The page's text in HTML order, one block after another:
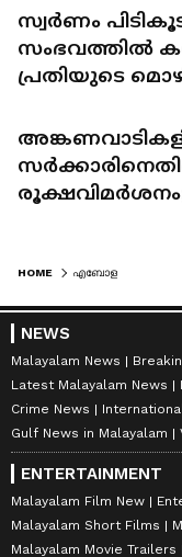
പ്രഖ്യാപിക്കും
സ്വർണം
സംഭവത്തിൽ
പ്രതിയുടെ
സെറ്റ്
തന്നവർ
HOME എബോള
NEWS
Malayalam News
Latest Malayalam News
Crime News
Gulf News in Malayalam
ENTERTAINMENT
Malayalam Film New
Malayalam Short Films
Malayalam Movie Trailers